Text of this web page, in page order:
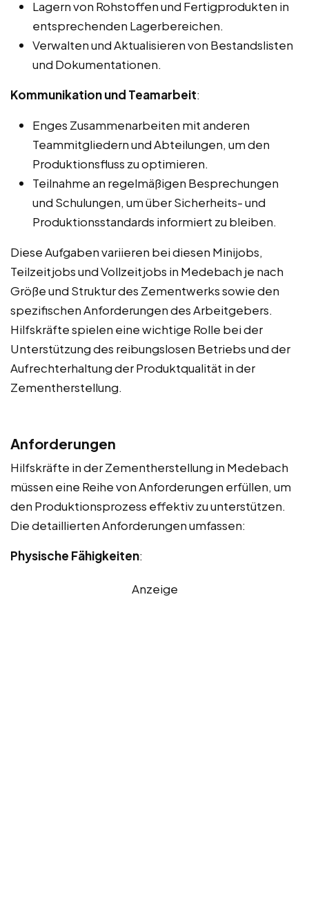
Lagern von Rohstoffen und Fertigprodukten in
entsprechenden Lagerbereichen.
Verwalten und Aktualisieren von Bestandslisten
und Dokumentationen.
Kommunikation und Teamarbeit:
Enges Zusammenarbeiten mit anderen
Teammitgliedern und Abteilungen, um den
Produktionsfluss zu optimieren.
Teilnahme an regelmäßigen Besprechungen
und Schulungen, um über Sicherheits- und
Produktionsstandards informiert zu bleiben.
Diese Aufgaben variieren bei diesen Minijobs,
Teilzeitjobs und Vollzeitjobs in Medebach je nach
Größe und Struktur des Zementwerks sowie den
spezifischen Anforderungen des Arbeitgebers.
Hilfskräfte spielen eine wichtige Rolle bei der
Unterstützung des reibungslosen Betriebs und der
Aufrechterhaltung der Produktqualität in der
Zementherstellung.
Anforderungen
Hilfskräfte in der Zementherstellung in Medebach
müssen eine Reihe von Anforderungen erfüllen, um
den Produktionsprozess effektiv zu unterstützen.
Die detaillierten Anforderungen umfassen:
Physische Fähigkeiten:
Anzeige